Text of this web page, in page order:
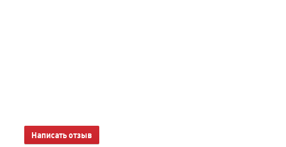
Написать отзыв